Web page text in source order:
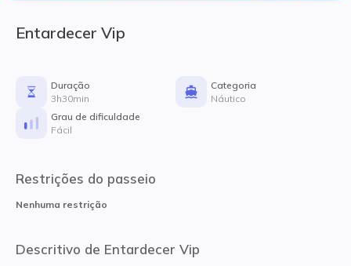
Entardecer Vip
Duração
3h30min
Categoria
Náutico
Grau de dificuldade
Fácil
Restrições do passeio
Nenhuma restrição
Descritivo de Entardecer Vip